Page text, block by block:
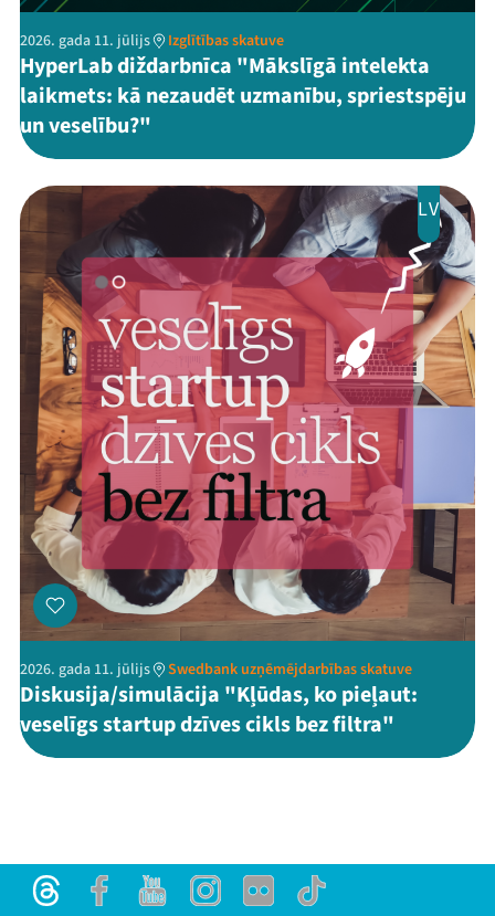
2026. gada 11. jūlijs Izglītības skatuve
HyperLab diždarbnīca "Mākslīgā intelekta
laikmets: kā nezaudēt uzmanību, spriestspēju
un veselību?"
LV
2026. gada 11. jūlijs Swedbank uzņēmējdarbības skatuve
Diskusija/simulācija "Kļūdas, ko pieļaut:
veselīgs startup dzīves cikls bez filtra"
ThreadsFacebookYoutubeInstagram
Flick TikTok